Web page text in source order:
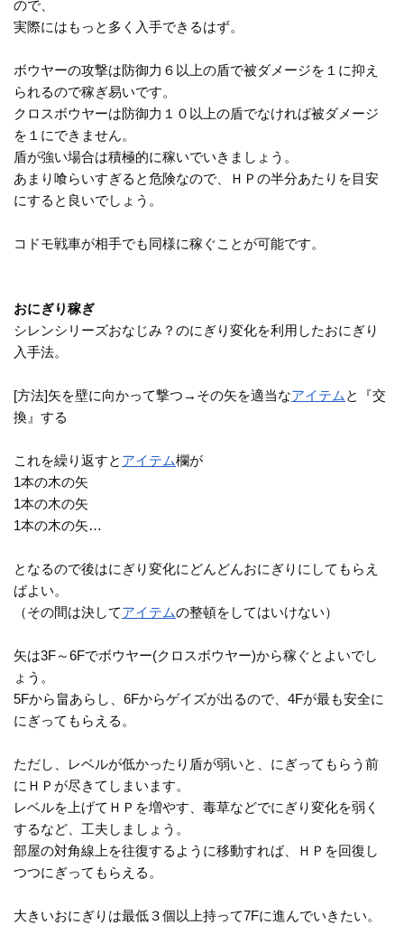
ので、
実際にはもっと多く入手できるはず。
ボウヤーの攻撃は防御力６以上の盾で被ダメージを１に抑え
られるので稼ぎ易いです。
クロスボウヤーは防御力１０以上の盾でなければ被ダメージ
を１にできません。
盾が強い場合は積極的に稼いでいきましょう。
あまり喰らいすぎると危険なので、ＨＰの半分あたりを目安
にすると良いでしょう。
コドモ戦車が相手でも同様に稼ぐことが可能です。
おにぎり稼ぎ
シレンシリーズおなじみ？のにぎり変化を利用したおにぎり
入手法。
[方法]矢を壁に向かって撃つ→その矢を適当なアイテム と『交
換』する
これを繰り返すと アイテム欄が
1本の木の矢
1本の木の矢
1本の木の矢…
となるので後はにぎり変化にどんどんおにぎりにしてもらえ
ばよい。
（その間は決してアイテムの整頓をしてはいけない）
矢は3F～6Fでボウヤー(クロスボウヤー)から稼ぐとよいでし
ょう。
5Fから畠あらし、6Fからゲイズが出るので、4Fが最も安全に
にぎってもらえる。
ただし、レベルが低かったり盾が弱いと、にぎってもらう前
にＨＰが尽きてしまいます。
レベルを上げてＨＰを増やす、毒草などでにぎり変化を弱く
するなど、工夫しましょう。
部屋の対角線上を往復するように移動すれば、ＨＰを回復し
つつにぎってもらえる。
大きいおにぎりは最低３個以上持って7Fに進んでいきたい。